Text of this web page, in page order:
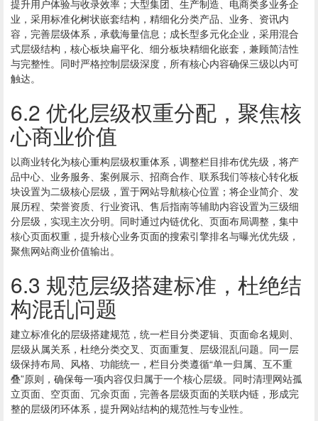
提升用户体验与收录效率；大型集团、生产制造、电商类多业务企
业，采用标准化树状嵌套结构，精细化分类产品、业务、资讯内
容，完善层级体系，承载海量信息；成长型多元化企业，采用混合
式层级结构，核心板块扁平化、细分板块精细化嵌套，兼顾简洁性
与完整性。同时严格控制层级深度，所有核心内容确保三级以内可
触达。
6.2 优化层级权重分配，聚焦核
心商业价值
以商业转化为核心重构层级权重体系，调整栏目排布优先级，将产
品中心、业务服务、案例展示、招商合作、联系我们等核心转化板
块设置为二级核心层级，置于网站导航核心位置；将企业简介、发
展历程、荣誉资质、行业资讯、售后指南等辅助内容设置为三级细
分层级，实现主次分明。同时通过内链优化、页面布局调整，集中
核心页面权重，提升核心业务页面的搜索引擎排名与曝光优先级，
聚焦网站商业价值输出。
6.3 规范层级搭建标准，杜绝结
构混乱问题
建立标准化的层级搭建规范，统一栏目分类逻辑、页面命名规则、
层级从属关系，杜绝分类交叉、页面重复、层级混乱问题。同一层
级保持布局、风格、功能统一，栏目分类遵循“单一归属、互不重
叠”原则，确保每一项内容仅归属于一个核心层级。同时清理网站孤
立页面、空页面、冗余页面，完善各层级页面的关联内链，形成完
整的层级闭环体系，提升网站结构的规范性与专业性。